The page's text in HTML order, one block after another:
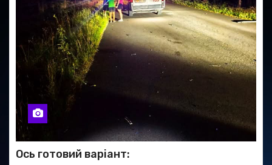
Ось готовий варіант: